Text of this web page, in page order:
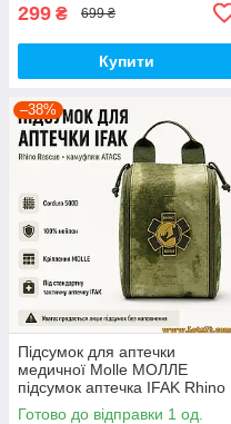
299 ₴ 699 ₴
Купити
–38%
Підсумок для аптечки
медичної Molle МОЛЛЕ
підсумок аптечка IFAK Rhino
Rescue камуфляж ATACS
Готово до відправки 1 од.